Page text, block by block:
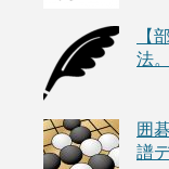
【
法。
囲
譜